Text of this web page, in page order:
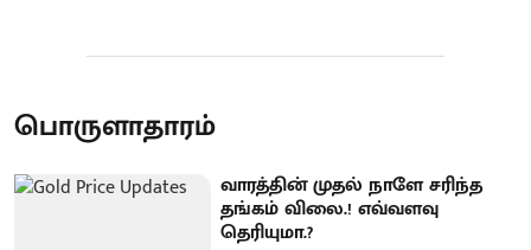
பொருளாதாரம்
வாரத்தின் முதல் நாளே சரிந்த
தங்கம் விலை.! எவ்வளவு
தெரியுமா.?